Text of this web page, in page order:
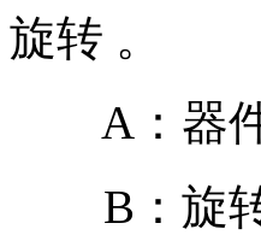
旋转 。
A：器件
B：旋